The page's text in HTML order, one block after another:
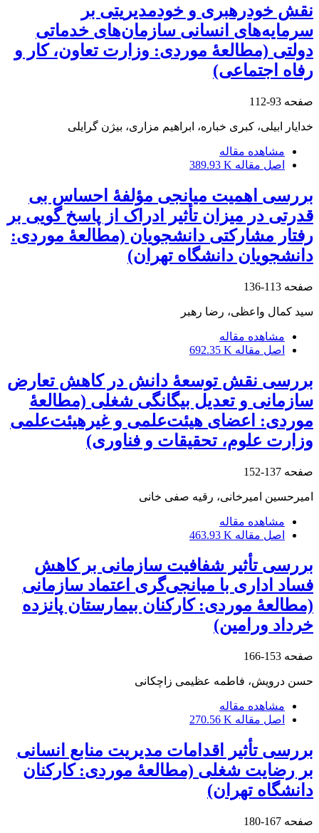
نقش خودرهبری و خودمدیریتی بر
سرمایه‌های انسانی سازمان‌های خدماتی
دولتی (مطالعۀ موردی: وزارت تعاون، کار و
رفاه اجتماعی)
صفحه 93-112
خدایار ابیلی، کبری خباره، ابراهیم مزاری، بیژن گرایلی
مشاهده مقاله
اصل مقاله 389.93 K
بررسی اهمیت میانجی مؤلفۀ احساس بی
‏قدرتی در میزان تأثیر ادراک از پاسخ‏ گویی بر
رفتار مشارکتی دانشجویان (مطالعۀ موردی:
دانشجویان دانشگاه تهران)
صفحه 113-136
سید کمال واعظی، رضا رهبر
مشاهده مقاله
اصل مقاله 692.35 K
بررسی نقش توسعۀ دانش در کاهش تعارض
سازمانی و تعدیل بیگانگی شغلی (مطالعۀ
موردی: اعضای هیئت‌علمی و غیرهیئت‌علمی
وزارت علوم، تحقیقات و فناوری)
صفحه 137-152
امیرحسین امیرخانی، رقیه صفی خانی
مشاهده مقاله
اصل مقاله 463.93 K
بررسی تأثیر شفافیت سازمانی بر کاهش
فساد اداری با میانجی‌گری اعتماد سازمانی
(مطالعۀ موردی: کارکنان بیمارستان پانزده
خرداد ورامین)
صفحه 153-166
حسن درویش، فاطمه عظیمی زاچکانی
مشاهده مقاله
اصل مقاله 270.56 K
بررسی تأثیر اقدامات مدیریت منابع انسانی
بر رضایت شغلی (مطالعۀ موردی: کارکنان
دانشگاه تهران)
صفحه 167-180